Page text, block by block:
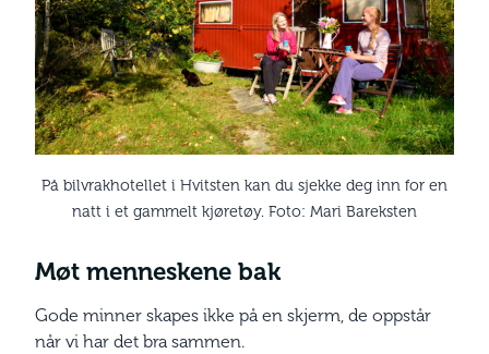
På bilvrakhotellet i Hvitsten kan du sjekke deg inn for en
natt i et gammelt kjøretøy. Foto: Mari Bareksten
Møt menneskene bak
Gode minner skapes ikke på en skjerm, de oppstår
når vi har det bra sammen.